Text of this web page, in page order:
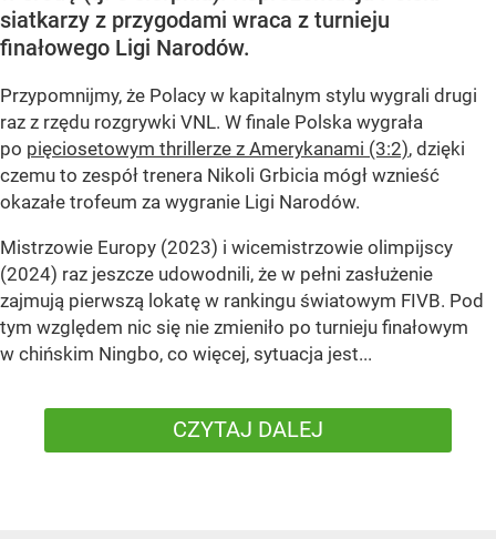
siatkarzy z przygodami wraca z turnieju
finałowego Ligi Narodów.
Przypomnijmy, że Polacy w kapitalnym stylu wygrali drugi
raz z rzędu rozgrywki VNL. W finale Polska wygrała
po pięciosetowym thrillerze z Amerykanami (3:2), dzięki
czemu to zespół trenera Nikoli Grbicia mógł wznieść
okazałe trofeum za wygranie Ligi Narodów.
Mistrzowie Europy (2023) i wicemistrzowie olimpijscy
(2024) raz jeszcze udowodnili, że w pełni zasłużenie
zajmują pierwszą lokatę w rankingu światowym FIVB. Pod
tym względem nic się nie zmieniło po turnieju finałowym
w chińskim Ningbo, co więcej, sytuacja jest...
CZYTAJ DALEJ